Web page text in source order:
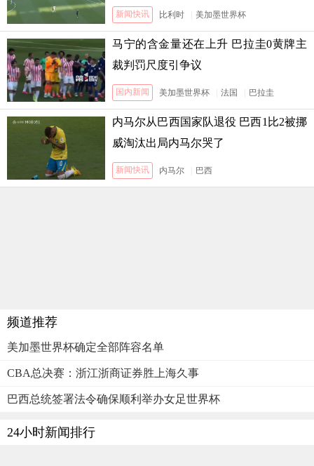
新闻快讯 比利时 美加墨世界杯
马宁的含金量还在上升 巴拉圭0黄牌主
裁判罚尺度引争议
国内新闻 美加墨世界杯 法国 巴拉圭
内马尔从巴西国家队退役 巴西1比2被挪
威淘汰出局内马尔哭了
新闻快讯 内马尔 巴西
频道推荐
美加墨世界杯确定全部阵容名单
CBA总决赛：浙江浙商证券胜上海久事
巴西总统签署法令确保顺利举办女足世界杯
24小时新闻排行